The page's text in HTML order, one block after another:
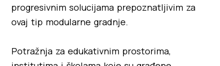
progresivnim solucijama prepoznatljivim za
ovaj tip modularne gradnje.
Potražnja za edukativnim prostorima,